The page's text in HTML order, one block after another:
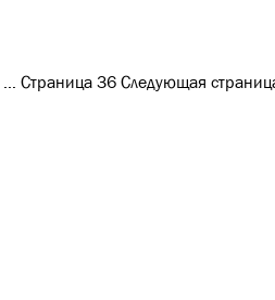
Страница 36 Следующая